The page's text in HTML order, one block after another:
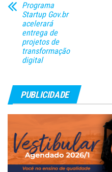
Programa
Startup Gov.br
acelerará
entrega de
projetos de
transformação
digital
PUBLICIDADE